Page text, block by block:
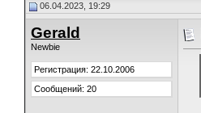
06.04.2023, 19:29
Gerald
Newbie
Регистрация: 22.10.2006
Сообщений: 20